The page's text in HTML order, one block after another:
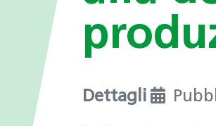
I valori
Opportunità di
Archivio
Deduzioni fiscali
Giochi tematici
Dettagli